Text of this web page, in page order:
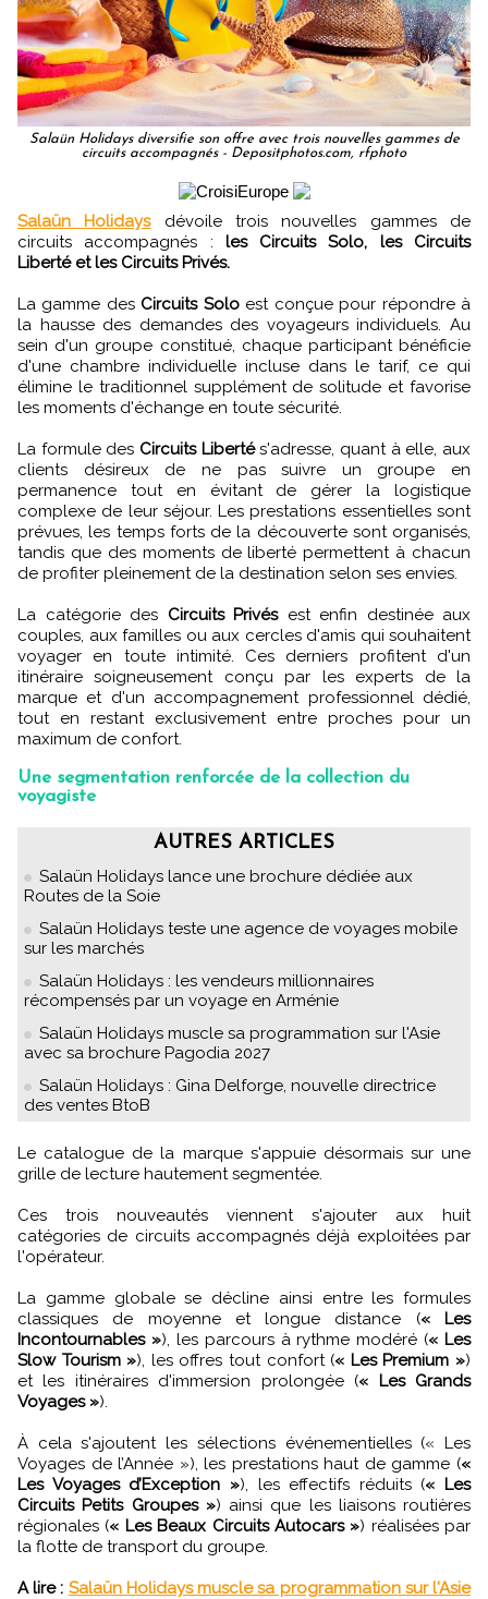
Salaün Holidays diversifie son offre avec trois nouvelles gammes de
circuits accompagnés - Depositphotos.com, rfphoto
Salaün Holidaysdévoile trois nouvelles gammes de
circuits accompagnés : les Circuits Solo, les Circuits
Liberté et les Circuits Privés.
La gamme des Circuits Soloest conçue pour répondre à
la hausse des demandes des voyageurs individuels. Au
sein d'un groupe constitué, chaque participant bénéficie
d'une chambre individuelle incluse dans le tarif, ce qui
élimine le traditionnel supplément de solitude et favorise
les moments d'échange en toute sécurité.
La formule des Circuits Libertés'adresse, quant à elle, aux
clients désireux de ne pas suivre un groupe en
permanence tout en évitant de gérer la logistique
complexe de leur séjour. Les prestations essentielles sont
prévues, les temps forts de la découverte sont organisés,
tandis que des moments de liberté permettent à chacun
de profiter pleinement de la destination selon ses envies.
La catégorie des Circuits Privésest enfin destinée aux
couples, aux familles ou aux cercles d'amis qui souhaitent
voyager en toute intimité. Ces derniers profitent d'un
itinéraire soigneusement conçu par les experts de la
marque et d'un accompagnement professionnel dédié,
tout en restant exclusivement entre proches pour un
maximum de confort.
Une segmentation renforcée de la collection du
voyagiste
AUTRES ARTICLES
Salaün Holidays lance une brochure dédiée aux
Routes de la Soie
Salaün Holidays teste une agence de voyages mobile
sur les marchés
Salaün Holidays : les vendeurs millionnaires
récompensés par un voyage en Arménie
Salaün Holidays muscle sa programmation sur l'Asie
avec sa brochure Pagodia 2027
Salaün Holidays : Gina Delforge, nouvelle directrice
des ventes BtoB
Le catalogue de la marque s'appuie désormais sur une
grille de lecture hautement segmentée.
Ces trois nouveautés viennent s'ajouter aux huit
catégories de circuits accompagnés déjà exploitées par
l'opérateur.
La gamme globale se décline ainsi entre les formules
classiques de moyenne et longue distance (« Les
Incontournables »), les parcours à rythme modéré (« Les
Slow Tourism »), les offres tout confort (« Les Premium »)
et les itinéraires d'immersion prolongée (« Les Grands
Voyages »).
À cela s'ajoutent les sélections événementielles (« Les
Voyages de l’Année »), les prestations haut de gamme («
Les Voyages d’Exception »), les effectifs réduits (« Les
Circuits Petits Groupes ») ainsi que les liaisons routières
régionales (« Les Beaux Circuits Autocars ») réalisées par
la flotte de transport du groupe.
A lire : Salaün Holidays muscle sa programmation sur l'Asie